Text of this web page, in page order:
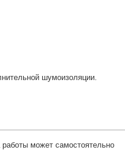
шумоизоляции.
может самостоятельно